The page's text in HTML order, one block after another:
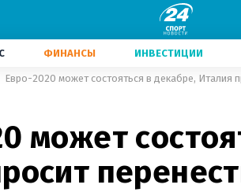
ФИНАНСЫ ИНВЕСТИЦИИ
Евро-2020 может состояться в декабре, Италия
может